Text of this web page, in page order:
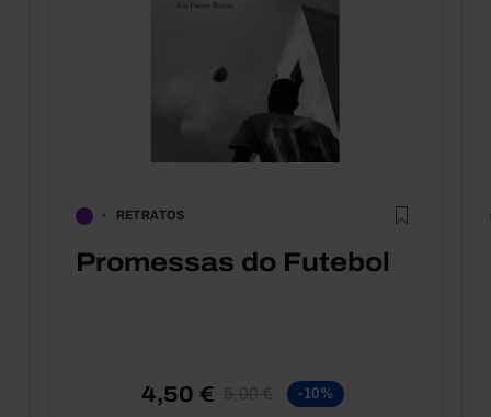
RETRATOS
Promessas do Futebol
4,50 € 5,00 € -10%